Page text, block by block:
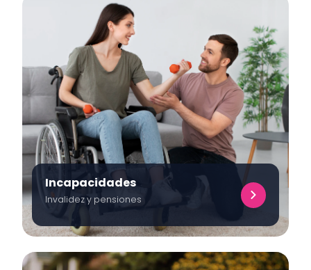
Incapacidades
Invalidez y pensiones